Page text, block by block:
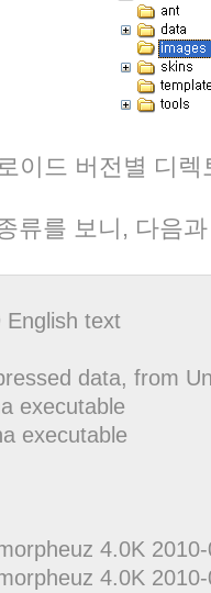
이드 버전별 디
류를 보니, 다음
text
data, from
executable
executable
4.0K
4.0K